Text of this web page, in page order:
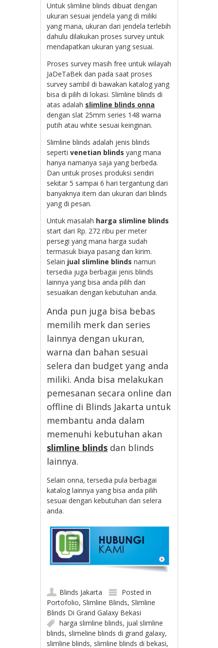
Untuk slimline blinds dibuat dengan
ukuran sesuai jendela yang di miliki
yang mana, ukuran dari jendela terlebih
dahulu dilakukan proses survey untuk
mendapatkan ukuran yang sesuai.
Proses survey masih free untuk wilayah
JaDeTaBek dan pada saat proses
survey sambil di bawakan katalog yang
bisa di pilih di lokasi. Slimline blinds di
atas adalah slimline blinds onna
dengan slat 25mm series 148 warna
putih atau white sesuai keinginan.
Slimline blinds adalah jenis blinds
sepertivenetian blinds yang mana
hanya namanya saja yang berbeda.
Dan untuk proses produksi sendiri
sekitar 5 sampai 6 hari tergantung dari
banyaknya item dan ukuran dari blinds
yang di pesan.
Untuk masalah harga slimline blinds
start dari Rp. 272 ribu per meter
persegi yang mana harga sudah
termasuk biaya pasang dan kirim.
Selain jual slimline blinds namun
tersedia juga berbagai jenis blinds
lainnya yang bisa anda pilih dan
sesuaikan dengan kebutuhan anda.
Anda pun juga bisa bebas
memilih merk dan series
lainnya dengan ukuran,
warna dan bahan sesuai
selera dan budget yang anda
miliki. Anda bisa melakukan
pemesanan secara online dan
offline di Blinds Jakarta untuk
membantu anda dalam
memenuhi kebutuhan akan
slimline blinds dan blinds
lainnya.
Selain onna, tersedia pula berbagai
katalog lainnya yang bisa anda pilih
sesuai dengan kebutuhan dan selera
anda.
Blinds Jakarta
Posted in
Portofolio,Slimline Blinds,Slimline
Blinds Di Grand Galaxy Bekasi
harga slimline blinds, jual slimline
blinds, slimeline blinds di grand galaxy,
slimline blinds, slimline blinds di bekasi,